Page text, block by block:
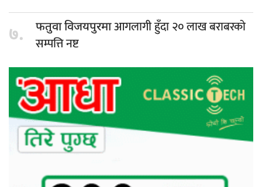
७. फतुवा विजयपुरमाआगलागी हुँदा २० लाख बराबरको
सम्पत्ति नष्ट